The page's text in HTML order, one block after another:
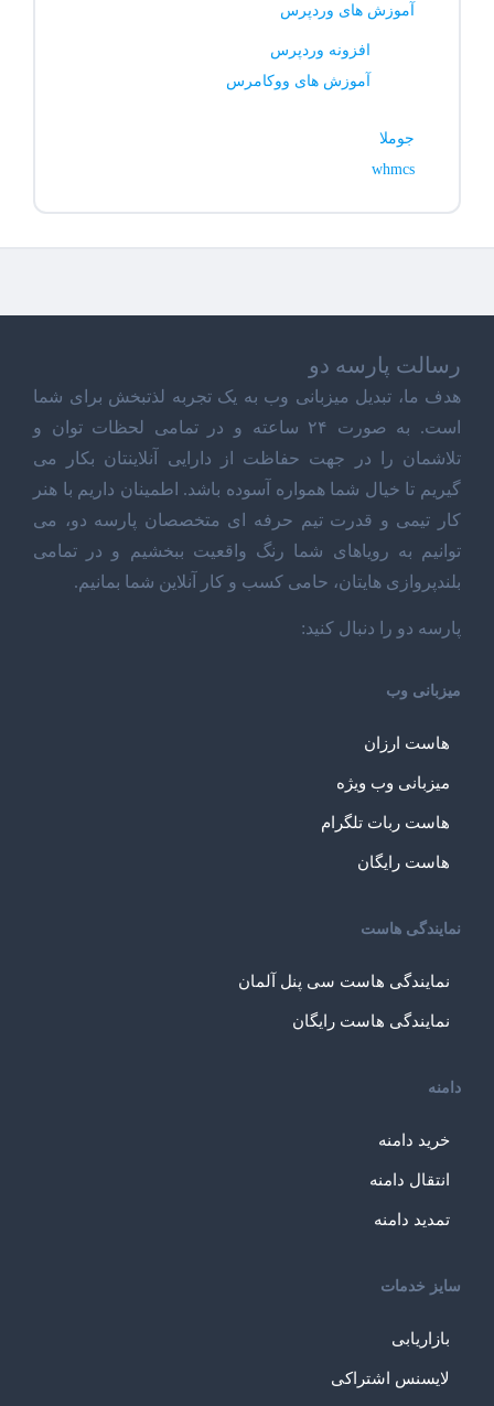
آموزش های وردپرس
افزونه وردپرس
آموزش های ووکامرس
جوملا
whmcs
رسالت پارسه دو
هدف ما، تبدیل میزبانی وب به یک تجربه لذتبخش برای شما
است. به صورت ۲۴ ساعته و در تمامی لحظات توان و
تلاشمان را در جهت حفاظت از دارایی آنلاینتان بکار می
گیریم تا خیال شما همواره آسوده باشد. اطمینان داریم با هنر
کار تیمی و قدرت تیم حرفه ای متخصصان پارسه دو، می
توانیم به رویاهای شما رنگ واقعیت ببخشیم و در تمامی
بلندپروازی هایتان، حامی کسب و کار آنلاین شما بمانیم.
پارسه دو را دنبال کنید:
میزبانی وب
هاست ارزان
میزبانی وب ویژه
هاست ربات تلگرام
هاست رایگان
نمایندگی هاست
نمایندگی هاست سی پنل آلمان
نمایندگی هاست رایگان
دامنه
خرید دامنه
انتقال دامنه
تمدید دامنه
سایز خدمات
بازاریابی
لایسنس اشتراکی